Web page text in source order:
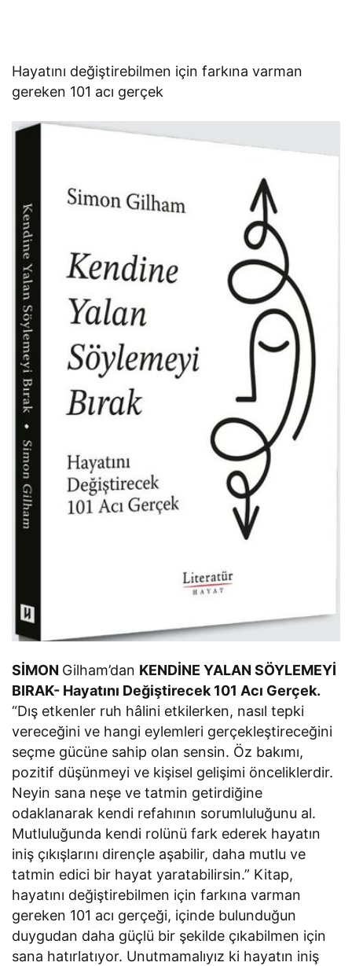
Hayatını değiştirebilmen için farkına varman
gereken 101 acı gerçek
SİMON Gilham’dan KENDİNE YALAN SÖYLEMEYİ
BIRAK- Hayatını Değiştirecek 101 Acı Gerçek.
“Dış etkenler ruh hâlini etkilerken, nasıl tepki
vereceğini ve hangi eylemleri gerçekleştireceğini
seçme gücüne sahip olan sensin. Öz bakımı,
pozitif düşünmeyi ve kişisel gelişimi önceliklerdir.
Neyin sana neşe ve tatmin getirdiğine
odaklanarak kendi refahının sorumluluğunu al.
Mutluluğunda kendi rolünü fark ederek hayatın
iniş çıkışlarını dirençle aşabilir, daha mutlu ve
tatmin edici bir hayat yaratabilirsin.” Kitap,
hayatını değiştirebilmen için farkına varman
gereken 101 acı gerçeği, içinde bulunduğun
duygudan daha güçlü bir şekilde çıkabilmen için
sana hatırlatıyor. Unutmamalıyız ki hayatın iniş